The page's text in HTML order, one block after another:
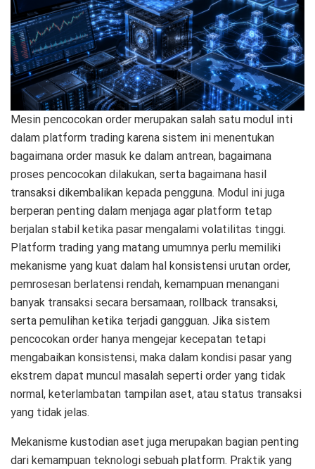
Mesin pencocokan order merupakan salah satu modul inti
dalam platform trading karena sistem ini menentukan
bagaimana order masuk ke dalam antrean, bagaimana
proses pencocokan dilakukan, serta bagaimana hasil
transaksi dikembalikan kepada pengguna. Modul ini juga
berperan penting dalam menjaga agar platform tetap
berjalan stabil ketika pasar mengalami volatilitas tinggi.
Platform trading yang matang umumnya perlu memiliki
mekanisme yang kuat dalam hal konsistensi urutan order,
pemrosesan berlatensi rendah, kemampuan menangani
banyak transaksi secara bersamaan, rollback transaksi,
serta pemulihan ketika terjadi gangguan. Jika sistem
pencocokan order hanya mengejar kecepatan tetapi
mengabaikan konsistensi, maka dalam kondisi pasar yang
ekstrem dapat muncul masalah seperti order yang tidak
normal, keterlambatan tampilan aset, atau status transaksi
yang tidak jelas.
Mekanisme kustodian aset juga merupakan bagian penting
dari kemampuan teknologi sebuah platform. Praktik yang